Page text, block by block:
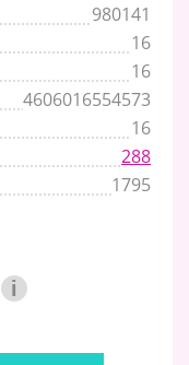
980141
16
16
4606016554573
16
288
1795
i